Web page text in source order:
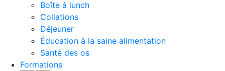
Boîte à lunch
Collations
Déjeuner
Éducation à la saine alimentation
Santé des os
Formations